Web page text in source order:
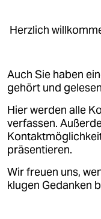
Herzlich
Auch Sie haben
gehört und
Hier werden alle
verfassen.
präsentieren.
Wir freuen uns,
klugen Gedanken